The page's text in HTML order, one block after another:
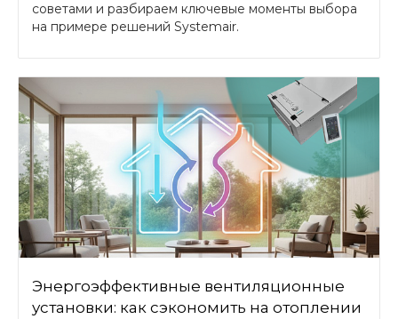
советами и разбираем ключевые моменты выбора
на примере решений Systemair.
Энергоэффективные вентиляционные
установки: как сэкономить на отоплении